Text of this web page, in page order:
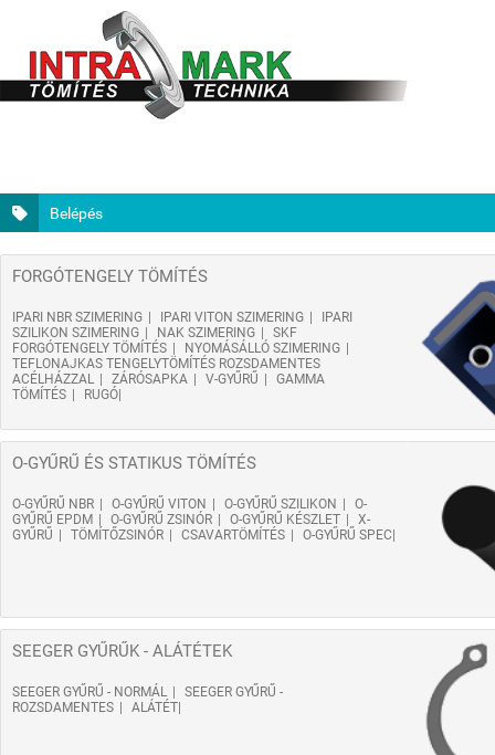
Belépés
FORGÓTENGELY TÖMÍTÉS
IPARI NBR SZIMERING IPARI VITON SZIMERING
IPARI
SZILIKON SZIMERING
NAK SZIMERING
SKF
FORGÓTENGELY TÖMÍTÉS
NYOMÁSÁLLÓ SZIMERING
TEFLONAJKAS TENGELYTÖMÍTÉS ROZSDAMENTES
ACÉLHÁZZAL
ZÁRÓSAPKA V-GYŰRŰ
GAMMA
TÖMÍTÉS
RUGÓ
O-GYŰRŰ ÉS STATIKUS TÖMÍTÉS
O-GYŰRŰ NBR O-GYŰRŰ VITON O-GYŰRŰ SZILIKON
O-
GYŰRŰ EPDM
O-GYŰRŰ ZSINÓR O-GYŰRŰ KÉSZLET
X-
GYŰRŰ
TÖMÍTŐZSINÓR CSAVARTÖMÍTÉS O-GYŰRŰ SPEC
SEEGER GYŰRŰK - ALÁTÉTEK
SEEGER GYŰRŰ - NORMÁL
SEEGER GYŰRŰ -
ROZSDAMENTES
ALÁTÉT